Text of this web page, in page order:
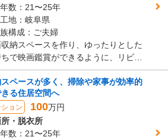
』が良かった
5
会社です。
晴らしいです。
しいと言われた箇所にも取り組んでいた
数：21〜25年
地：岐阜県
構成：ご夫婦
納スペースを作り、ゆったりとした
で映画鑑賞ができるように、リビン
広々と開放感のある空間へとリフォ
せていただきました。
ペースが多く、掃除や家事が効率的
る住居空間へ
ョン 100万円
・脱衣所
数：21〜25年